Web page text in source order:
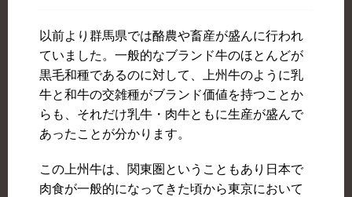
以前より群馬県では酪農や畜産が盛んに行われ
ていました。一般的なブランド牛のほとんどが
黒毛和種であるのに対して、上州牛のように乳
牛と和牛の交雑種がブランド価値を持つことか
らも、それだけ乳牛・肉牛ともに生産が盛んで
あったことが分かります。
この上州牛は、関東圏ということもあり日本で
肉食が一般的になってきた頃から東京において